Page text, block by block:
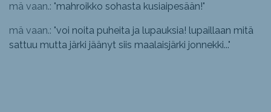
mä vaan.: "mahroikko sohasta kusiaipesään!"
mä vaan.: "voi noita puheita ja lupauksia! lupaillaan mitä
sattuu mutta järki jäänyt siis maalaisjärki jonnekki..."